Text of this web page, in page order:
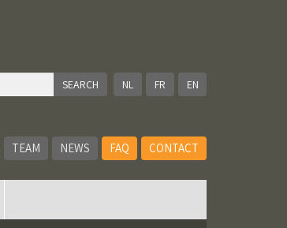
NL FR EN
TEAM NEWS FAQ CONTACT